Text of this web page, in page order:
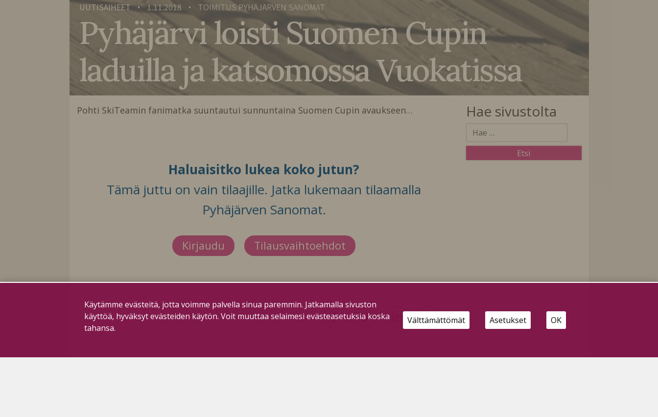
UUTISAIHEET • 1.11.2018 • TOIMITUS PYHÄJÄRVEN SANOMAT
Pyhäjärvi loisti Suomen Cupin
laduilla ja katsomossa Vuokatissa
Pohti SkiTeamin fanimatka suuntautui sunnuntaina Suomen Cupin avaukseen…
Haluaisitko lukea koko jutun?
Tämä juttu on vain tilaajille. Jatka lukemaan tilaamalla
Pyhäjärven Sanomat.
Kirjaudu Tilausvaihtoehdot
Hae sivustolta
Käytämme evästeitä, jotta voimme palvella sinua paremmin. Jatkamalla sivuston
käyttöä, hyväksyt evästeiden käytön. Voit muuttaa selaimesi evästeasetuksia koska
tahansa.
Välttämättömät Asetukset OK